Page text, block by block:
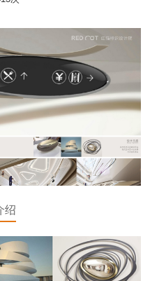
绍